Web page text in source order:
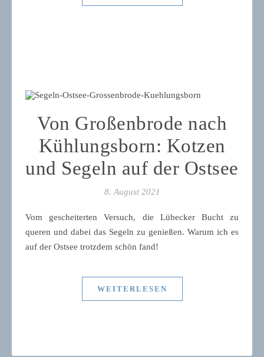
Von Großenbrode nach
Kühlungsborn: Kotzen
und Segeln auf der Ostsee
8. August 2021
Vom gescheiterten Versuch, die Lübecker Bucht zu
queren und dabei das Segeln zu genießen. Warum ich es
auf der Ostsee trotzdem schön fand!
WEITERLESEN